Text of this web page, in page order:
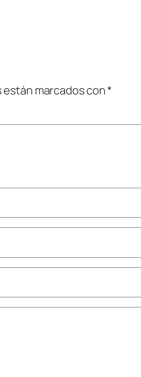
están marcados con*